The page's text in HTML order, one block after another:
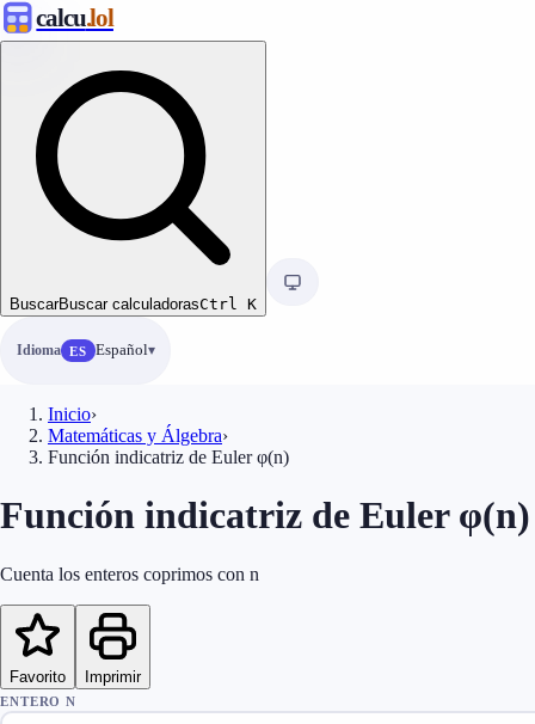
calcu.lol
BuscarBuscar calculadorasCtrl K
Idioma ES Español
Inicio›
Matemáticas y Álgebra›
Función indicatriz de Euler φ(n)
Función indicatriz de Euler φ(n)
Cuenta los enteros coprimos con n
Favorito Imprimir
ENTERO N